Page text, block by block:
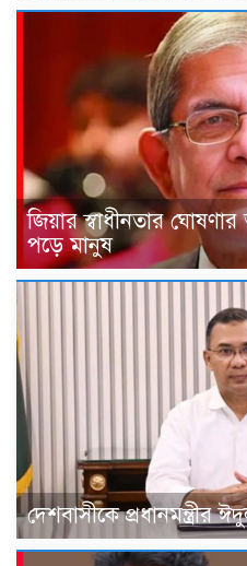
জিয়ার স্বাধীনতার ঘোষণার
পড়ে মানুষ
দেশবাসীকে প্রধানমন্ত্রীর